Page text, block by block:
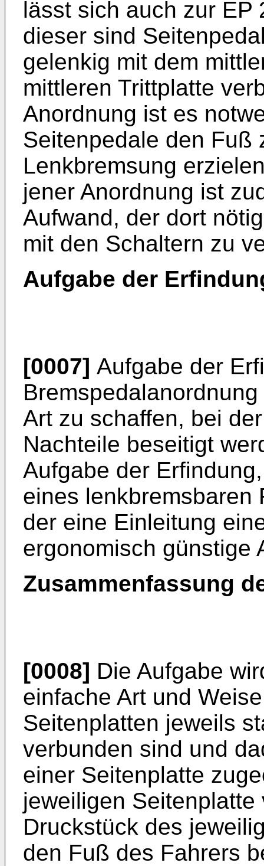
lässt sich auch zur EP
dieser sind
gelenkig mit dem
mittleren Trittplatte
Anordnung ist es
Seitenpedale den Fuß
Lenkbremsung
jener Anordnung ist
Aufwand, der dort
mit den Schaltern zu
Aufgabe der
[0007] Aufgabe der
Art zu schaffen, bei
Nachteile beseitigt
Aufgabe der
eines lenkbremsbaren
der eine Einleitung
ergonomisch günstige
Zusammenfassung
[0008] Die Aufgabe
einfache Art und
Seitenplatten jeweils
verbunden sind und
einer Seitenplatte
jeweiligen
Druckstück des
den Fuß des Fahrers